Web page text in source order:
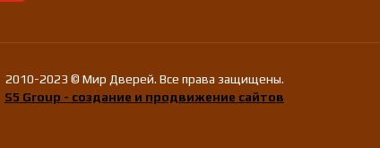
2010-2023 © Мир Дверей. Все права защищены.
S5 Group - создание и продвижение сайтов